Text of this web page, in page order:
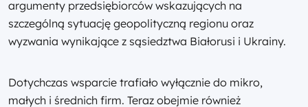
argumenty przedsiębiorców wskazujących na
szczególną sytuację geopolityczną regionu oraz
wyzwania wynikające z sąsiedztwa Białorusi i Ukrainy.
Dotychczas wsparcie trafiało wyłącznie do mikro,
małych i średnich firm. Teraz obejmie również